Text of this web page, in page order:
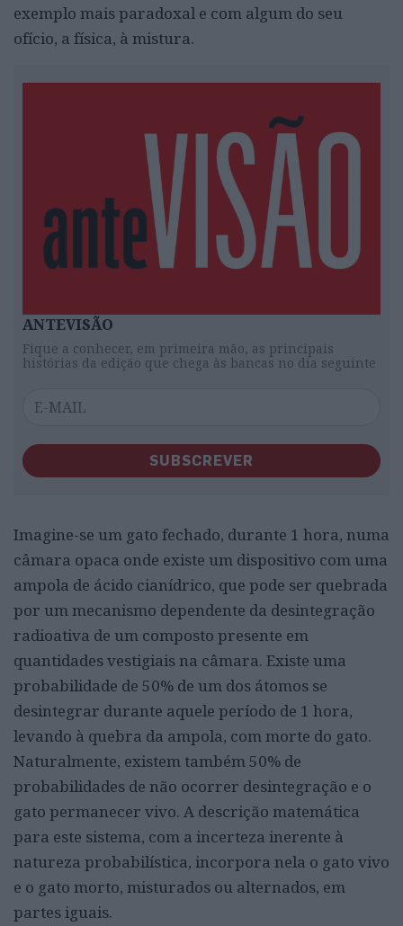
exemplo mais paradoxal e com algum do seu
ofício, a física, à mistura.
ANTEVISÃO
Fique a conhecer, em primeira mão, as principais
histórias da edição que chega às bancas no dia seguinte
SUBSCREVER
Imagine-se um gato fechado, durante 1 hora, numa
câmara opaca onde existe um dispositivo com uma
ampola de ácido cianídrico, que pode ser quebrada
por um mecanismo dependente da desintegração
radioativa de um composto presente em
quantidades vestigiais na câmara. Existe uma
probabilidade de 50% de um dos átomos se
desintegrar durante aquele período de 1 hora,
levando à quebra da ampola, com morte do gato.
Naturalmente, existem também 50% de
probabilidades de não ocorrer desintegração e o
gato permanecer vivo. A descrição matemática
para este sistema, com a incerteza inerente à
natureza probabilística, incorpora nela o gato vivo
e o gato morto, misturados ou alternados, em
partes iguais.